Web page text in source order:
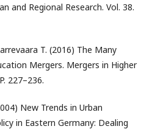
and Regional Research. Vol. 38.
T. (2016) The Many
Mergers. Mergers in Higher
227–236.
New Trends in Urban
in Eastern Germany: Dealing